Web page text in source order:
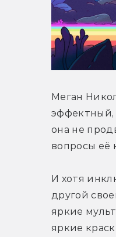
Меган
эффектный,
она не
вопросы её
И хотя
другой
яркие
яркие